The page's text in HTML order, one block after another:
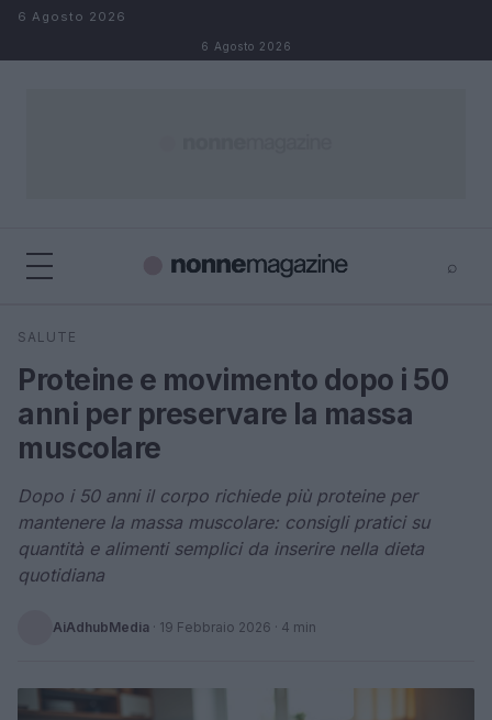
Salta al contenuto
6 Agosto 2026
6 Agosto 2026
⌕
Cerca
SALUTE
Proteine e movimento dopo i 50
anni per preservare la massa
muscolare
Dopo i 50 anni il corpo richiede più proteine per
mantenere la massa muscolare: consigli pratici su
quantità e alimenti semplici da inserire nella dieta
quotidiana
AiAdhubMedia · 19 Febbraio 2026 · 4 min